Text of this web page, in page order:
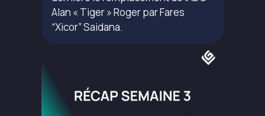
Alan « Tiger » Roger par Fares
“Xicor” Saidana.